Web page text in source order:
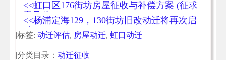
<<虹口区176街坊房屋征收与补偿方案 (征求
意见稿)
<<杨浦定海129，130街坊旧改动迁将再次启
动
|标签: 动迁评估, 房屋动迁, 虹口动迁
|分类目录： 动迁征收